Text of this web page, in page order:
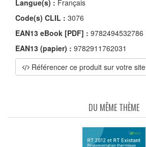
Langue(s) : Français
Code(s) CLIL : 3076
EAN13 eBook [PDF] : 9782494532786
EAN13 (papier) : 9782911762031
Référencer ce produit sur votre site
DU MÊME THÈME